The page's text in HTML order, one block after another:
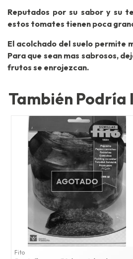
Reputados por su sabor y su
estos tomates tienen poca
El acolchado del suelo permite
Para que sean mas sabrosos,
frutos se enrojezcan.
También
AGOTADO
Fito